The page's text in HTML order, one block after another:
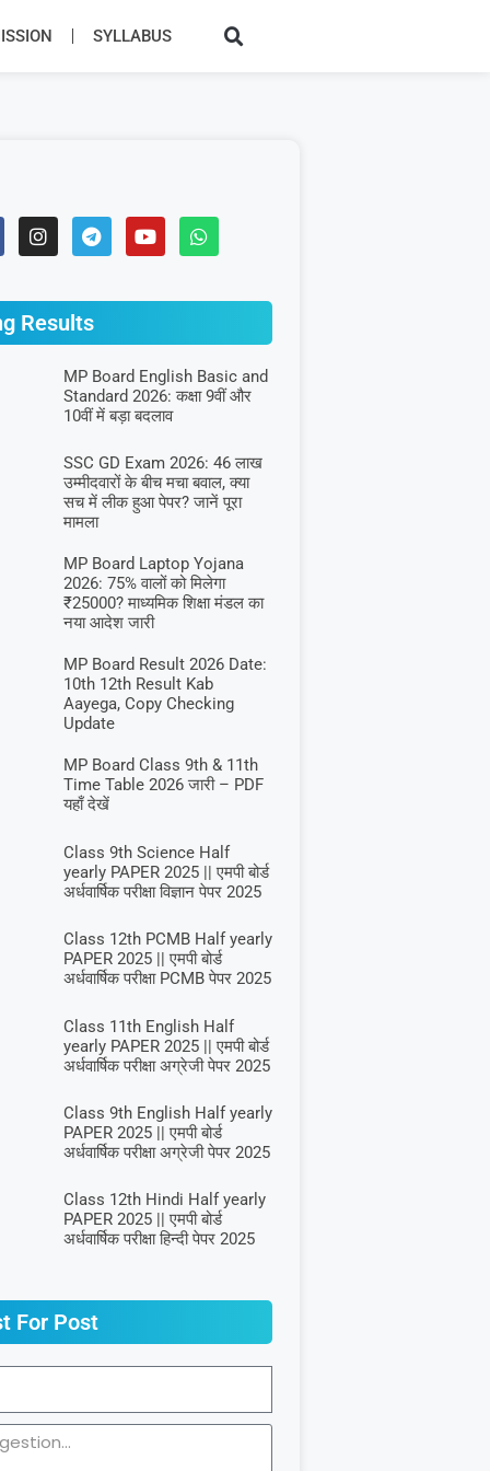
SYLLABUS​
Results
MP Board English Basic and
Standard 2026: कक्षा 9वीं और
10वीं में बड़ा बदलाव
SSC GD Exam 2026: 46 लाख
उम्मीदवारों के बीच मचा बवाल, क्या
सच में लीक हुआ पेपर? जानें पूरा
मामला
MP Board Laptop Yojana
2026: 75% वालों को मिलेगा
₹25000? माध्यमिक शिक्षा मंडल का
नया आदेश जारी
MP Board Result 2026 Date:
10th 12th Result Kab
Aayega, Copy Checking
Update
MP Board Class 9th & 11th
Time Table 2026 जारी – PDF
यहाँ देखें
Class 9th Science Half
yearly PAPER 2025 || एमपी बोर्ड
अर्धवार्षिक परीक्षा विज्ञान पेपर 2025
Class 12th PCMB Half yearly
PAPER 2025 || एमपी बोर्ड
अर्धवार्षिक परीक्षा PCMB पेपर 2025
Class 11th English Half
yearly PAPER 2025 || एमपी बोर्ड
अर्धवार्षिक परीक्षा अग्रेजी पेपर 2025
Class 9th English Half yearly
PAPER 2025 || एमपी बोर्ड
अर्धवार्षिक परीक्षा अग्रेजी पेपर 2025
Class 12th Hindi Half yearly
PAPER 2025 || एमपी बोर्ड
अर्धवार्षिक परीक्षा हिन्दी पेपर 2025
For Post